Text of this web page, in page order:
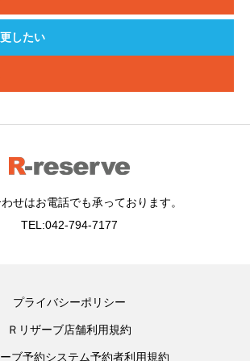
したい
せはお電話でも承っております。
TEL:042-794-7177
プライバシーポリシー
Ｒリザーブ店舗利用規約
ブ予約システム予約者利用規約